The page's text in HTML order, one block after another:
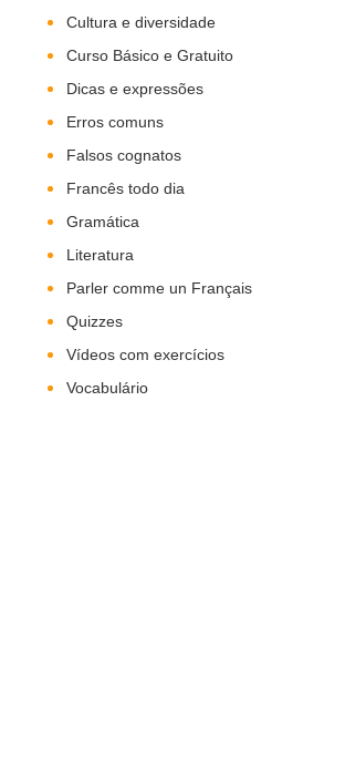
Cultura e diversidade
Curso Básico e Gratuito
Dicas e expressões
Erros comuns
Falsos cognatos
Francês todo dia
Gramática
Literatura
Parler comme un Français
Quizzes
Vídeos com exercícios
Vocabulário